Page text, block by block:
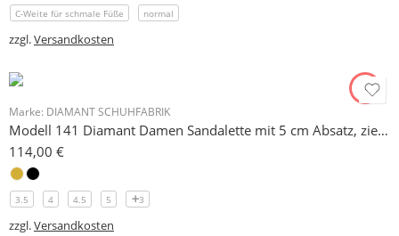
C-Weite für schmale Füße normal
zzgl.Versandkosten
Marke: DIAMANT SCHUHFABRIK
Modell 141 Diamant Damen Sandalette mit 5 cm Absatz, zierlicher Schnitt
114,00 €
3.5 4 4.5 5 3
zzgl.Versandkosten